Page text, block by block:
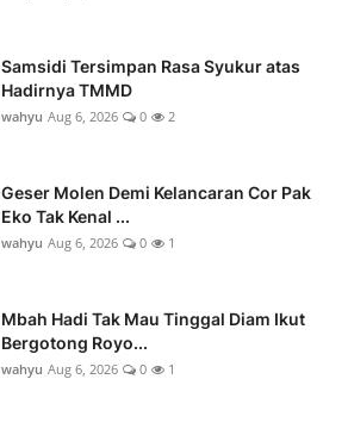
Samsidi Tersimpan Rasa Syukur atas
Hadirnya TMMD
wahyu Aug 6, 2026 0 2
Geser Molen Demi Kelancaran Cor Pak
Eko Tak Kenal ...
wahyu Aug 6, 2026 0 1
Mbah Hadi Tak Mau Tinggal Diam Ikut
Bergotong Royo...
wahyu Aug 6, 2026 0 1